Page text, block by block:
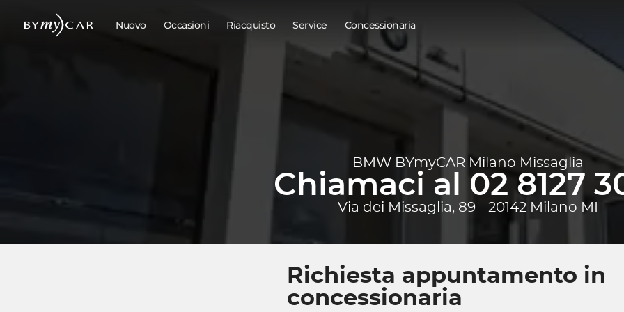
Nuovo Occasioni Riacquisto Service Concessionaria
BMW BYmyCAR Milano Missaglia
Chiamaci al 02 8127
Via dei Missaglia, 89 - 20142 Milano MI
Richiesta appuntamento in
concessionaria